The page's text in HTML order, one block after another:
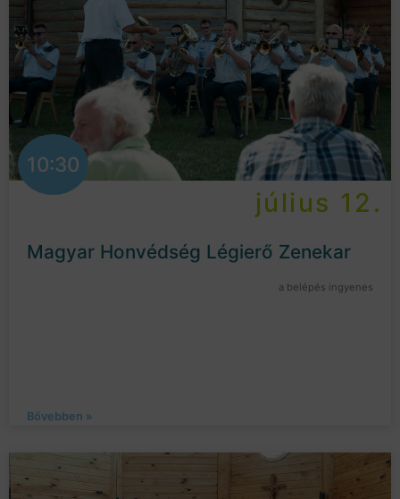
10:30
július 12.
Magyar Honvédség Légierő Zenekar
a belépés ingyenes
Bővebben »